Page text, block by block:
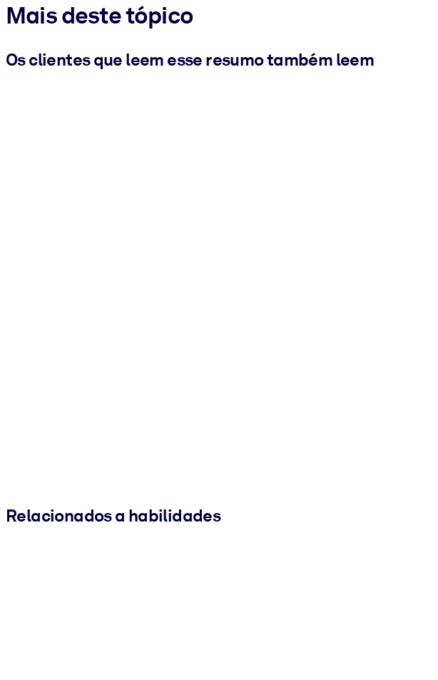
Mais deste tópico
Os clientes que leem esse resumo também leem
Relacionados a habilidades